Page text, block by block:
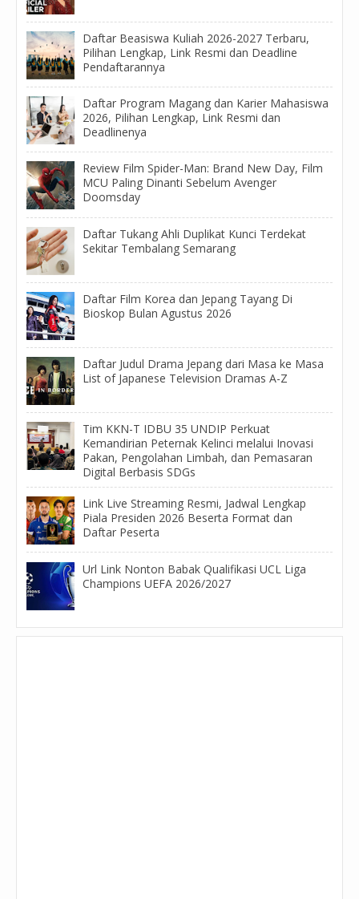
Daftar Beasiswa Kuliah 2026-2027 Terbaru,
Pilihan Lengkap, Link Resmi dan Deadline
Pendaftarannya
Daftar Program Magang dan Karier Mahasiswa
2026, Pilihan Lengkap, Link Resmi dan
Deadlinenya
Review Film Spider-Man: Brand New Day, Film
MCU Paling Dinanti Sebelum Avenger
Doomsday
Daftar Tukang Ahli Duplikat Kunci Terdekat
Sekitar Tembalang Semarang
Daftar Film Korea dan Jepang Tayang Di
Bioskop Bulan Agustus 2026
Daftar Judul Drama Jepang dari Masa ke Masa
List of Japanese Television Dramas A-Z
Tim KKN-T IDBU 35 UNDIP Perkuat
Kemandirian Peternak Kelinci melalui Inovasi
Pakan, Pengolahan Limbah, dan Pemasaran
Digital Berbasis SDGs
Link Live Streaming Resmi, Jadwal Lengkap
Piala Presiden 2026 Beserta Format dan
Daftar Peserta
Url Link Nonton Babak Qualifikasi UCL Liga
Champions UEFA 2026/2027